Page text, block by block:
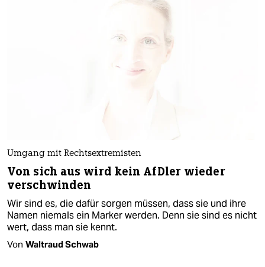
Umgang mit Rechtsextremisten
Von sich aus wird kein AfDler wieder
verschwinden
Wir sind es, die dafür sorgen müssen, dass sie und ihre
Namen niemals ein Marker werden. Denn sie sind es nicht
wert, dass man sie kennt.
Von Waltraud Schwab